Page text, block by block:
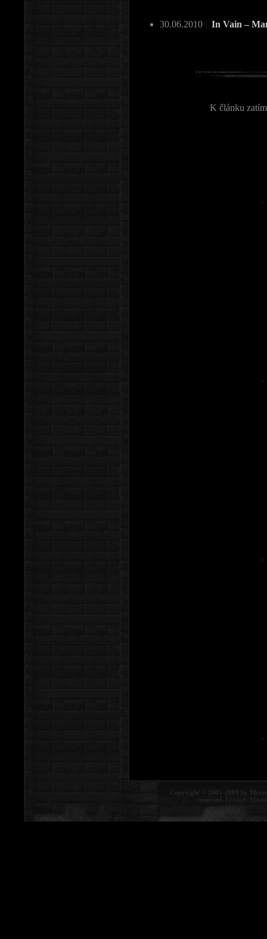
30.06.2010 | In Vain –
K článku
Copyright © 2005-2009 by
reserved. Contact: